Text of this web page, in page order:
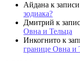
Айдана к записи
зодиака?
Дмитрий к
Овна и Тельца
Инкогнито к
границе Овна и